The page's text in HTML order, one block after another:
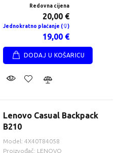
Redovna cijena
20,00 €
Jednokratno plaćanje ( )
19,00 €
DODAJ U KOŠARICU
Lenovo Casual Backpack
B210
Model: 4X40T84058
Proizvođač: LENOVO